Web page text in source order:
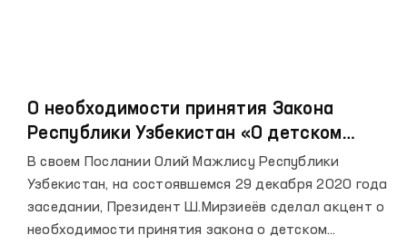
О необходимости принятия Закона
Республики Узбекистан «О детском
омбудсмане»
В своем Послании Олий Мажлису Республики
Узбекистан, на состоявшемся 29 декабря 2020 года
заседании, Президент Ш.Мирзиеёв сделал акцент о
необходимости принятия закона о детском